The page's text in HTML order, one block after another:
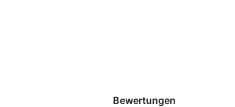
Bewertungen